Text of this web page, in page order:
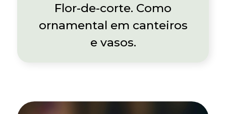
Flor-de-corte. Como
ornamental em canteiros
e vasos.